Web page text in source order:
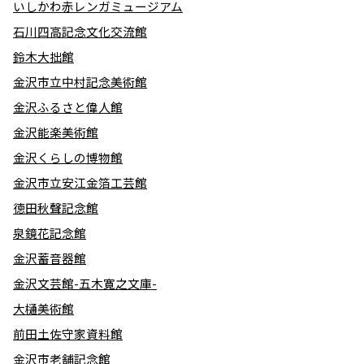
いしかわ赤レンガミュージアム
石川四高記念文化交流館
鈴木大拙館
金沢市立中村記念美術館
金沢ふるさと偉人館
金沢能楽美術館
金沢くらしの博物館
金沢市立安江金箔工芸館
徳田秋聲記念館
泉鏡花記念館
金沢蓄音器館
金沢文芸館-五木寛之文庫-
大樋美術館
前田土佐守家資料館
金沢市老舗記念館